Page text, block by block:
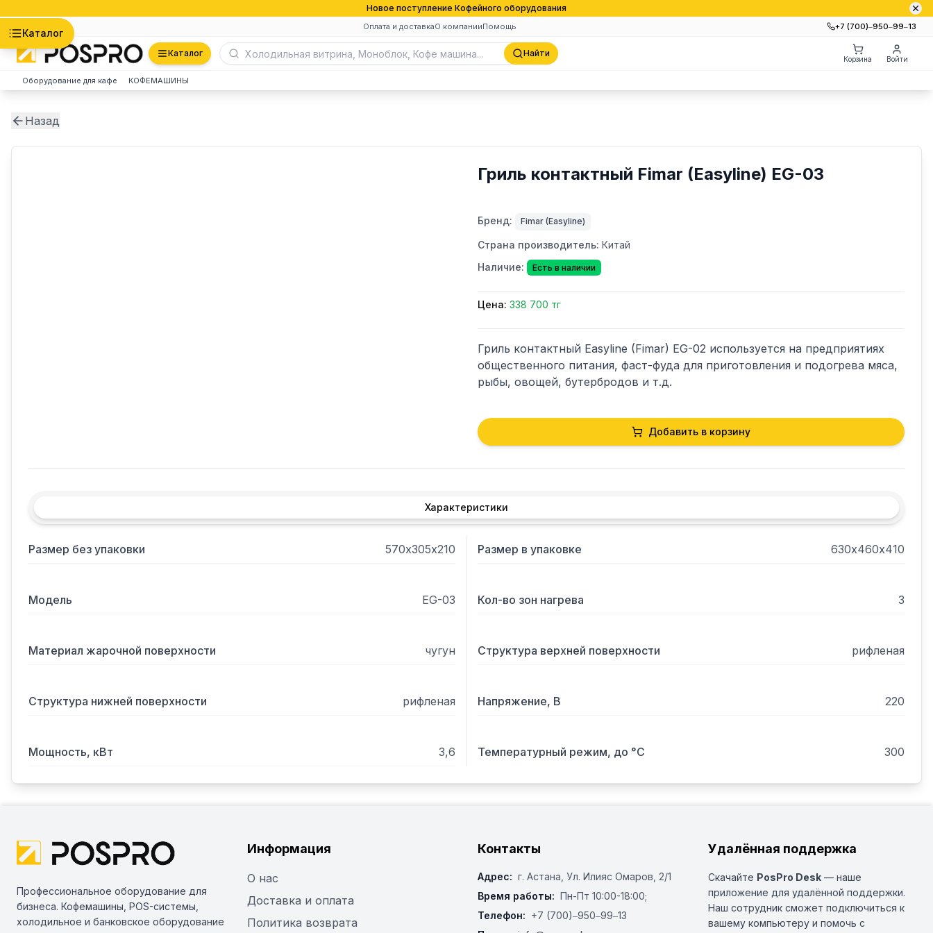
Новое поступление Кофейного оборудования
Оплата и доставкаО компанииПомощь +7 (700)‒950‒99‒13
Каталог
Каталог Найти
Корзина Войти
Оборудование для кафе КОФЕМАШИНЫ
Назад
Гриль контактный Fimar (Easyline) EG-03
Бренд: Fimar (Easyline)
Страна производитель: Китай
Наличие:
Есть в наличии
Цена: 338 700 тг
Гриль контактный Easyline (Fimar) EG-02 используется на предприятиях
общественного питания, фаст-фуда для приготовления и подогрева мяса,
рыбы, овощей, бутербродов и т.д.
Добавить в корзину
Характеристики
Размер без упаковки 570х305х210 Размер в упаковке 630х460х410
Модель EG-03 Кол-во зон нагрева 3
Материал жарочной поверхности чугун Структура верхней поверхности рифленая
Структура нижней поверхности рифленая Напряжение, В 220
Мощность, кВт 3,6 Температурный режим, до °С 300
Профессиональное оборудование для
бизнеса. Кофемашины, POS-системы,
холодильное и банковское оборудование
Информация
О нас
Доставка и оплата
Политика возврата
Контакты
Адрес: г. Астана, ​Ул. Илияс Омаров, 2/1
Время работы: Пн-Пт 10:00-18:00;
Телефон: +7 (700)‒950‒99‒13
Удалённая поддержка
Скачайте PosPro Desk — наше
приложение для удалённой поддержки.
Наш сотрудник сможет подключиться к
вашему компьютеру и помочь с